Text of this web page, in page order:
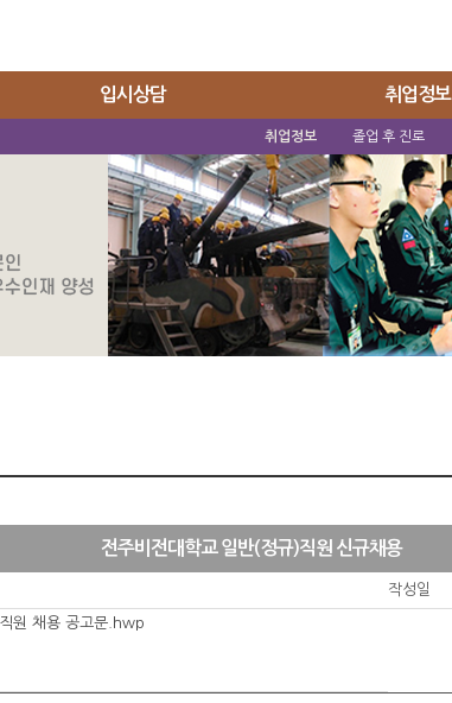
입시상담 취업정보
취업정보 졸업 후 진로
전주비전대학교 일반(정규)직원 신규채용
작성일
원 채용 공고문.hwp